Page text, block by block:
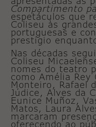
Compartimento
espetáculos que
Coliseu às
portuguesas e
prestígio
Nas décadas
Coliseu
nomes do teatro
como Amélia Rey
Monteiro, Rafael
Júdice, Alves da
Eunice Muñoz,
Matos, Laura
marcaram
oferecendo ao